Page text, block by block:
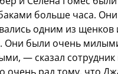
больше часа. Они
одним из щенков
Они были очень
— сказал